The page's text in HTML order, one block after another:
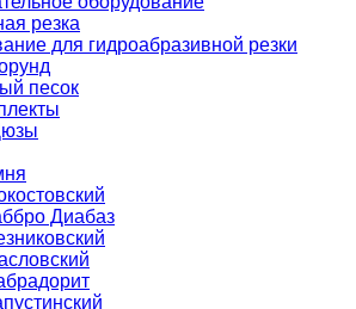
резка
для гидроабразивной резки
песок
Диабаз